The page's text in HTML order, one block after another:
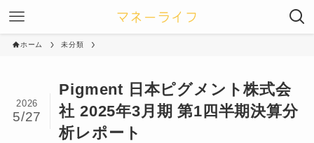
ホーム 未分類
Pigment 日本ピグメント株式会
社 2025年3月期 第1四半期決算分
析レポート
2026
5/27